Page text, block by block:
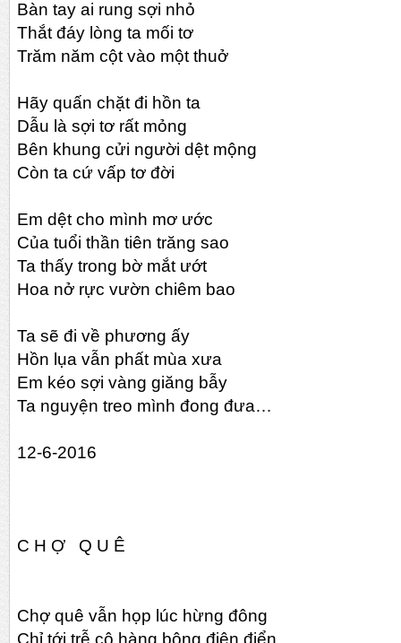
Bàn tay ai rung sợi nhỏ
Thắt đáy lòng ta mối tơ
Trăm năm cột vào một thuở
Hãy quấn chặt đi hồn ta
Dẫu là sợi tơ rất mỏng
Bên khung cửi người dệt mộng
Còn ta cứ vấp tơ đời
Em dệt cho mình mơ ước
Của tuổi thần tiên trăng sao
Ta thấy trong bờ mắt ướt
Hoa nở rực vườn chiêm bao
Ta sẽ đi về phương ấy
Hồn lụa vẫn phất mùa xưa
Em kéo sợi vàng giăng bẫy
Ta nguyện treo mình đong đưa…
12-6-2016
C H Ợ Q U Ê
Chợ quê vẫn họp lúc hừng đông